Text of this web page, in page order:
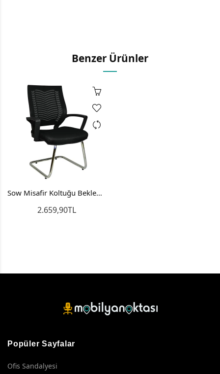
Benzer Ürünler
Sow Misafir Koltuğu Bekleme Koltuğu Ofis Sandalyesi
2.659,90TL
Popüler Sayfalar
Ofis Sandalyesi